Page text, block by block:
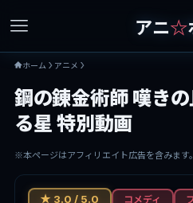
アニ☆
ホーム アニメ
鋼の錬金術師 嘆き
る星 特別動画
※本ページはアフィリエイト広告を含みます。
★ 3.0 / 5.0 コメディ